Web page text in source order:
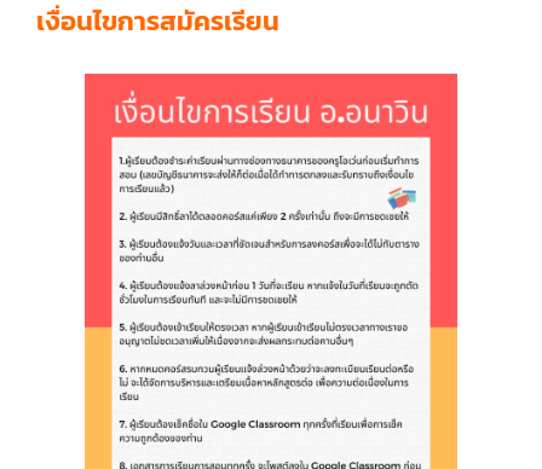
เงื่อนไขการสมัครเรียน